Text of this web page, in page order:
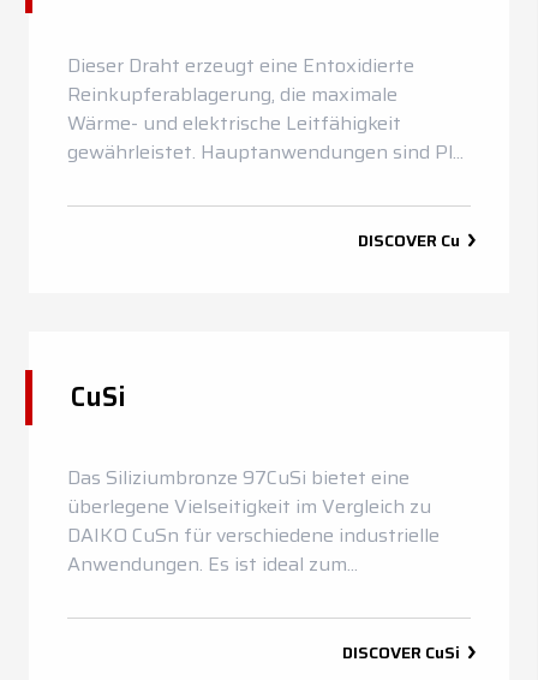
EN ES FR IT
Dieser Draht erzeugt eine Entoxidierte
Reinkupferablagerung, die maximale
Wärme- und elektrische Leitfähigkeit
gewährleistet. Hauptanwendungen sind Pl...
DISCOVER Cu
CuSi
Das Siliziumbronze 97CuSi bietet eine
überlegene Vielseitigkeit im Vergleich zu
DAIKO CuSn für verschiedene industrielle
Anwendungen. Es ist ideal zum...
DISCOVER CuSi